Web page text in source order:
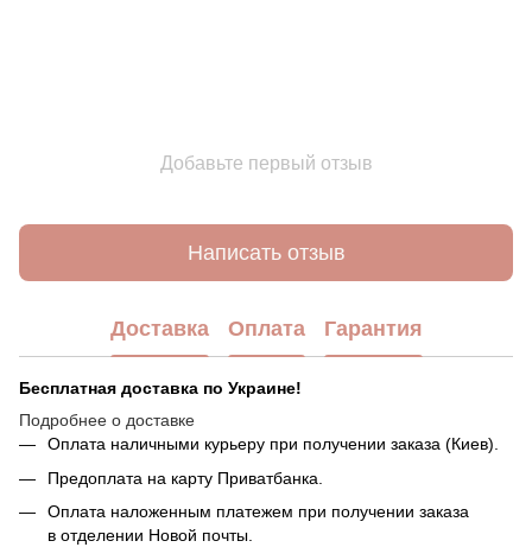
Добавьте первый отзыв
Написать отзыв
Доставка Оплата Гарантия
Бесплатная доставка по Украине!
Подробнее о доставке
Оплата наличными курьеру при получении заказа (Киев).
Предоплата на карту Приватбанка.
Оплата наложенным платежем при получении заказа
в отделении Новой почты.